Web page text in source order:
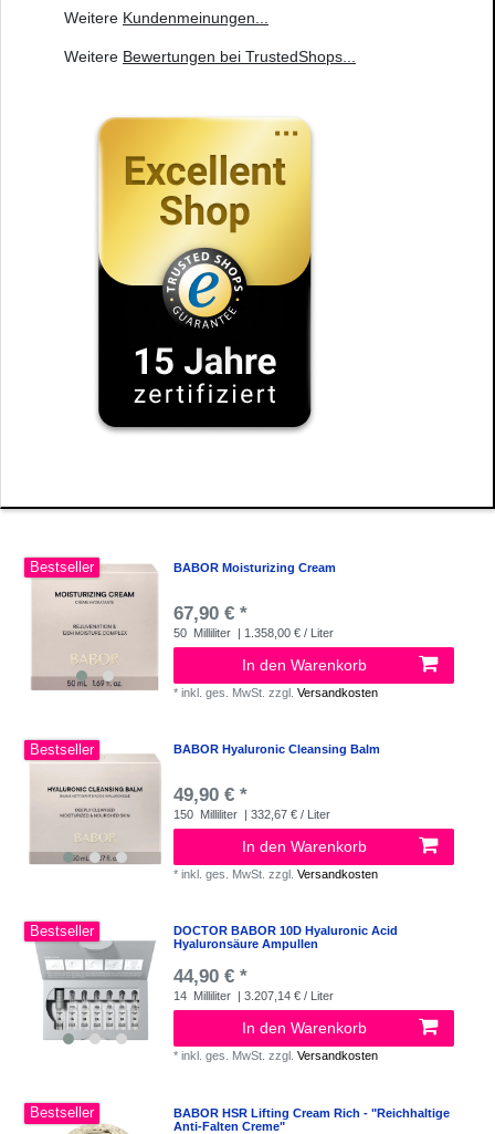
Weitere Kundenmeinungen...
Weitere Bewertungen bei TrustedShops...
Bestseller BABOR Moisturizing Cream
67,90 € *
50 Milliliter | 1.358,00 € / Liter
In den Warenkorb
*inkl. ges. MwSt. zzgl.Versandkosten
Bestseller BABOR Hyaluronic Cleansing Balm
49,90 € *
150 Milliliter | 332,67 € / Liter
In den Warenkorb
*inkl. ges. MwSt. zzgl.Versandkosten
Bestseller
DOCTOR BABOR 10D Hyaluronic Acid
Hyaluronsäure Ampullen
44,90 € *
14 Milliliter | 3.207,14 € / Liter
In den Warenkorb
*inkl. ges. MwSt. zzgl.Versandkosten
Bestseller
BABOR HSR Lifting Cream Rich - "Reichhaltige
Anti-Falten Creme"